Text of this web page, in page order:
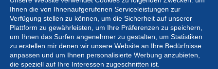
Ihnen die von Ihnenaufgerufenen Serviceleistungen zur
Verfügung stellen zu können, um die Sicherheit auf unserer
Plattform zu gewährleisten, um Ihre Präferenzen zu speichern,
um Ihnen das Surfen angenehmer zu gestalten, um Statistiken
zu erstellen mir denen wir unsere Website an Ihre Bedürfnisse
anpassen und um Ihnen personalisierte Werbung anzubieten,
die speziell auf Ihre Interessen zugeschnitten ist.
Sammlung